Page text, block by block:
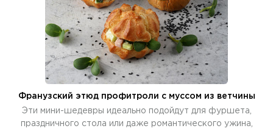
Франузский этюд профитроли с муссом из ветчины
Эти мини-шедевры идеально подойдут для фуршета,
праздничного стола или даже романтического ужина,